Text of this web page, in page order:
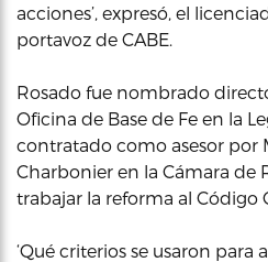
acciones’, expresó, el
portavoz de CABE.
Rosado fue nombrado
Oficina de Base de Fe en la
contratado como asesor por
Charbonier en la Cámara de
trabajar la reforma al Código
‘Qué criterios se usaron para